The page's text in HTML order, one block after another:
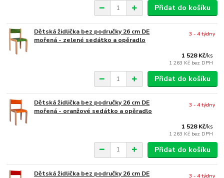
Přidat do košíku
Dětská židlička bez područky 26 cm DE
mořená - zelené sedátko a opěradlo
1 528 Kč/ks
1 263 Kč bez DPH
3 - 4 týdny
Přidat do košíku
Dětská židlička bez područky 26 cm DE
mořená - oranžové sedátko a opěradlo
1 528 Kč/ks
1 263 Kč bez DPH
3 - 4 týdny
Přidat do košíku
Dětská židlička bez područky 26 cm DE
3 - 4 týdny